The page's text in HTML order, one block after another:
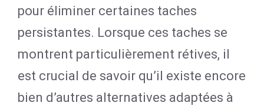
pour éliminer certaines taches
persistantes. Lorsque ces taches se
montrent particulièrement rétives, il
est crucial de savoir qu’il existe encore
bien d’autres alternatives adaptées à